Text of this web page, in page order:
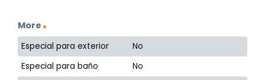
More
Especial para exterior
No
Especial para baño
No